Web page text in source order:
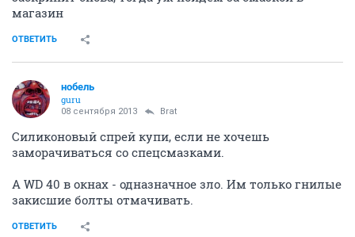
магазин
ОТВЕТИТЬ
нобель
guru
08 сентября 2013 Brat
Силиконовый спрей купи, если не хочешь
заморачиваться со спецсмазками.
А WD 40 в окнах - одназначное зло. Им только гнилые
закисшие болты отмачивать.
ОТВЕТИТЬ